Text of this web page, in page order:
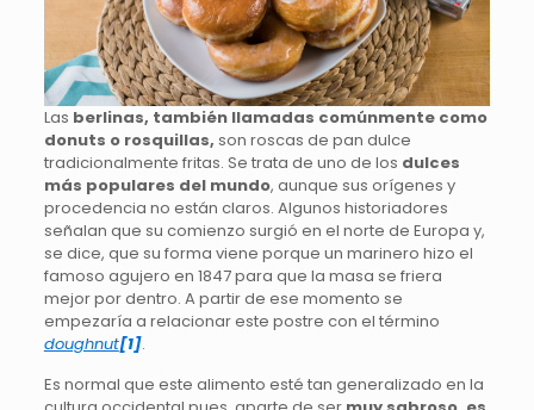
Las berlinas, también llamadas comúnmente como
donuts o rosquillas, son roscas de pan dulce
tradicionalmente fritas. Se trata de uno de los dulces
más populares del mundo, aunque sus orígenes y
procedencia no están claros. Algunos historiadores
señalan que su comienzo surgió en el norte de Europa y,
se dice, que su forma viene porque un marinero hizo el
famoso agujero en 1847 para que la masa se friera
mejor por dentro. A partir de ese momento se
empezaría a relacionar este postre con el término
doughnut[1].
Es normal que este alimento esté tan generalizado en la